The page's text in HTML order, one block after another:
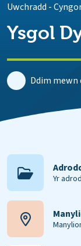
Uwchradd -
Ysgol
Ddim
Yr